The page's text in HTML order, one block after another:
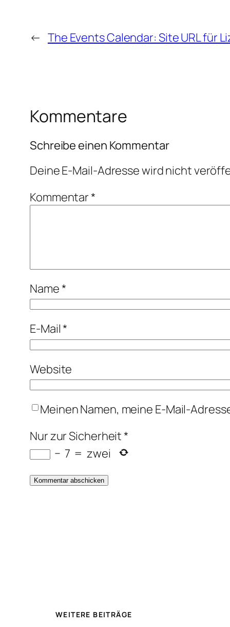
← The Events Calendar: Site URL für
Kommentare
Schreibe einen Kommentar
Deine E-Mail-Adresse wird nicht
Kommentar*
Name*
E-Mail*
Website
Meinen Namen, meine E-Mail-
Nur zur Sicherheit*
− 7 = zwei
WEITERE BEITRÄGE